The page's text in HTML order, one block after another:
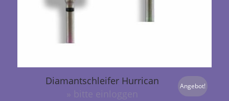
Diamantschleifer Hurrican
» bitte einloggen
Angebot!